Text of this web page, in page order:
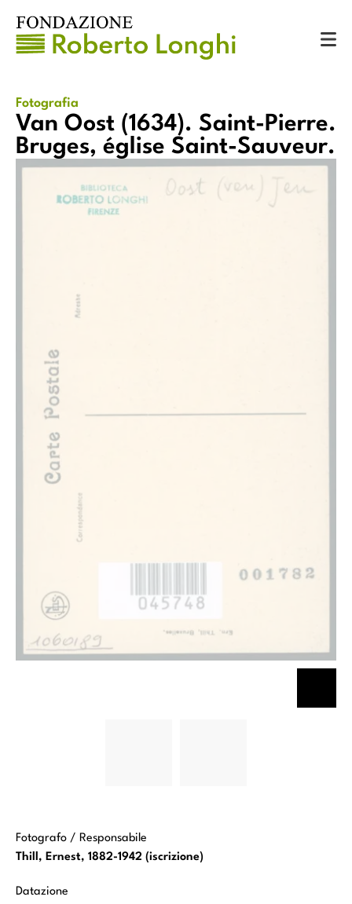
Van Oost (1634). Saint-Pierre. Bruges, église Saint-Sauveur.
Van Oost (1634). Saint-Pierre.
Bruges, église Saint-Sauveur.
Fotografia
Fotografo / Responsabile
Thill, Ernest, 1882-1942 (iscrizione)
Datazione